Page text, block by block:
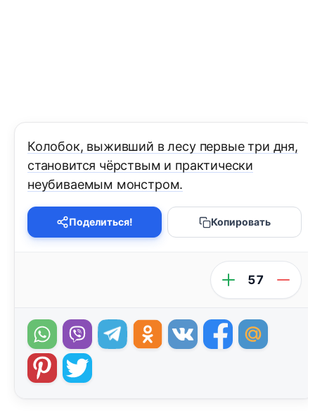
Колобок, выживший в лесу первые три дня,
становится чёрствым и практически
неубиваемым монстром.
Поделиться! Копировать
57